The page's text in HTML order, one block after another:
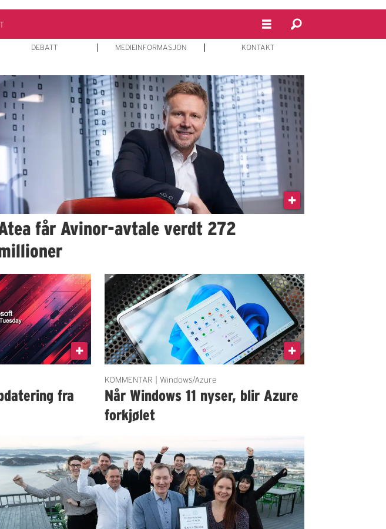
DEBATT MEDIEINFORMASJON KONTAKT
får Avinor-avtale verdt 272
fra
KOMMENTAR | Windows/Azure
Når Windows 11 nyser, blir Azure
forkjølet